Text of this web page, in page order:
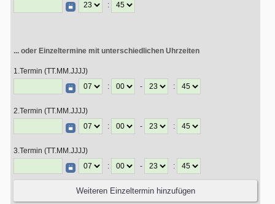
:
... oder Einzeltermine mit unterschiedlichen Uhrzeiten
1.Termin (TT.MM.JJJJ)
:
- :
2.Termin (TT.MM.JJJJ)
:
- :
3.Termin (TT.MM.JJJJ)
:
- :